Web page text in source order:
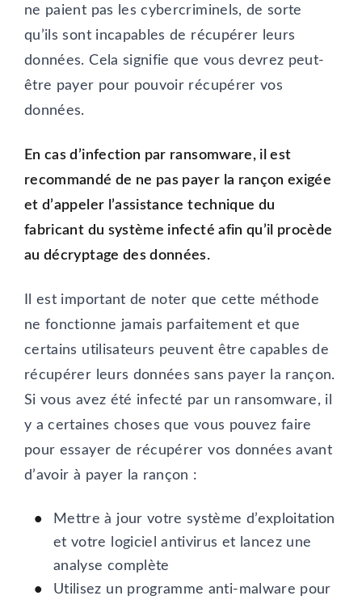
ne paient pas les cybercriminels, de sorte
qu’ils sont incapables de récupérer leurs
données. Cela signifie que vous devrez peut-
être payer pour pouvoir récupérer vos
données.
En cas d’infection par ransomware, il est
recommandé de ne pas payer la rançon exigée
et d’appeler l’assistance technique du
fabricant du système infecté afin qu’il procède
au décryptage des données.
Il est important de noter que cette méthode
ne fonctionne jamais parfaitement et que
certains utilisateurs peuvent être capables de
récupérer leurs données sans payer la rançon.
Si vous avez été infecté par un ransomware, il
y a certaines choses que vous pouvez faire
pour essayer de récupérer vos données avant
d’avoir à payer la rançon :
Mettre à jour votre système d’exploitation
et votre logiciel antivirus et lancez une
analyse complète
Utilisez un programme anti-malware pour